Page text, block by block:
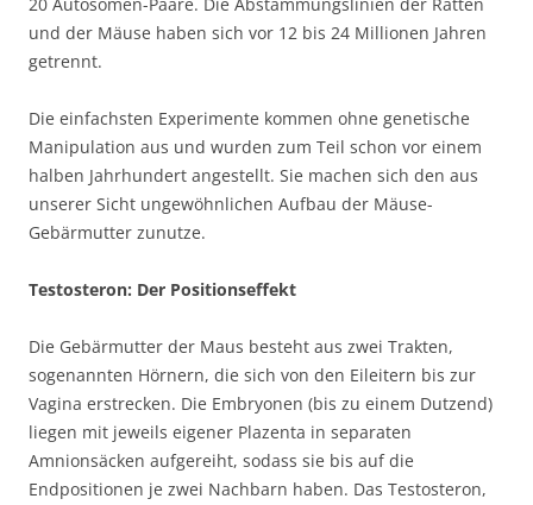
20 Autosomen-Paare. Die Abstammungslinien der Ratten
und der Mäuse haben sich vor 12 bis 24 Millionen Jahren
getrennt.
Die einfachsten Experimente kommen ohne genetische
Manipulation aus und wurden zum Teil schon vor einem
halben Jahrhundert angestellt. Sie machen sich den aus
unserer Sicht ungewöhnlichen Aufbau der Mäuse-
Gebärmutter zunutze.
Testosteron: Der Positionseffekt
Die Gebärmutter der Maus besteht aus zwei Trakten,
sogenannten Hörnern, die sich von den Eileitern bis zur
Vagina erstrecken. Die Embryonen (bis zu einem Dutzend)
liegen mit jeweils eigener Plazenta in separaten
Amnionsäcken aufgereiht, sodass sie bis auf die
Endpositionen je zwei Nachbarn haben. Das Testosteron,